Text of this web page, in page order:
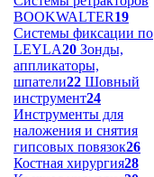
BOOKWALTER19
Системы фиксации по
LEYLA20 Зонды,
аппликаторы,
шпатели22 Шовный
инструмент24
Инструменты для
наложения и снятия
гипсовых повязок26
Костная хирургия28